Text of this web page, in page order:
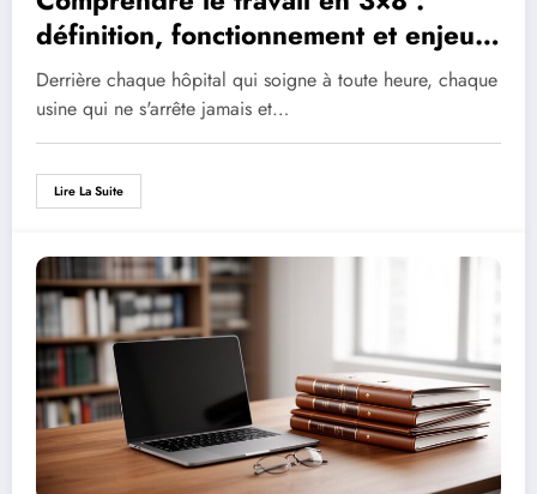
définition, fonctionnement et enjeux
– Tout savoir sur les métiers à
horaires décalés et le bien-être des
salariés
Derrière chaque hôpital qui soigne à toute heure, chaque
usine qui ne s'arrête jamais et…
Lire La Suite